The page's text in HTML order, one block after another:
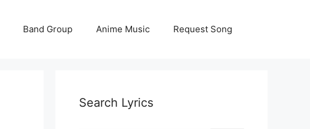
Band Group Anime Music Request Song
Search Lyrics